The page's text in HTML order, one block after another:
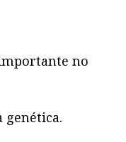
no
genética.